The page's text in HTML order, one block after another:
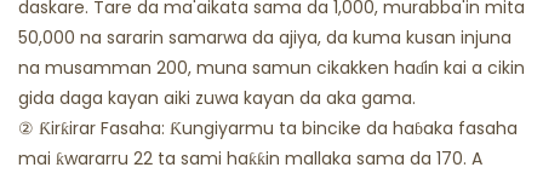
daskare. Tare da ma'aikata sama da 1,000, murabba'in mita
50,000 na sararin samarwa da ajiya, da kuma kusan injuna
na musamman 200, muna samun cikakken haɗin kai a cikin
gida daga kayan aiki zuwa kayan da aka gama.
② Ƙirƙirar Fasaha: Ƙungiyarmu ta bincike da haɓaka fasaha
mai ƙwararru 22 ta sami haƙƙin mallaka sama da 170. A